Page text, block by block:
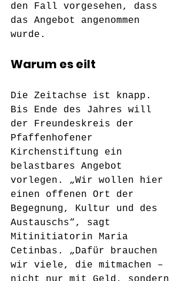
den Fall vorgesehen, dass
das Angebot angenommen
wurde.
Warum es eilt
Die Zeitachse ist knapp.
Bis Ende des Jahres will
der Freundeskreis der
Pfaffenhofener
Kirchenstiftung ein
belastbares Angebot
vorlegen. „Wir wollen hier
einen offenen Ort der
Begegnung, Kultur und des
Austauschs“, sagt
Mitinitiatorin Maria
Cetinbas. „Dafür brauchen
wir viele, die mitmachen –